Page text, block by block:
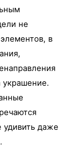
не
в
даже